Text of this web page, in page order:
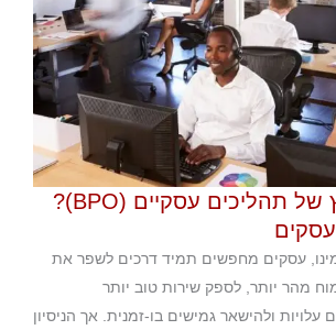
מהו מיקור חוץ של תהליכים עסקיים (BPO)?
עסקים מחפשים תמיד דרכים לשפר את
מהר יותר, לספק שירות טוב יותר
ולהישאר גמישים בו-זמנית. אך הניסיון